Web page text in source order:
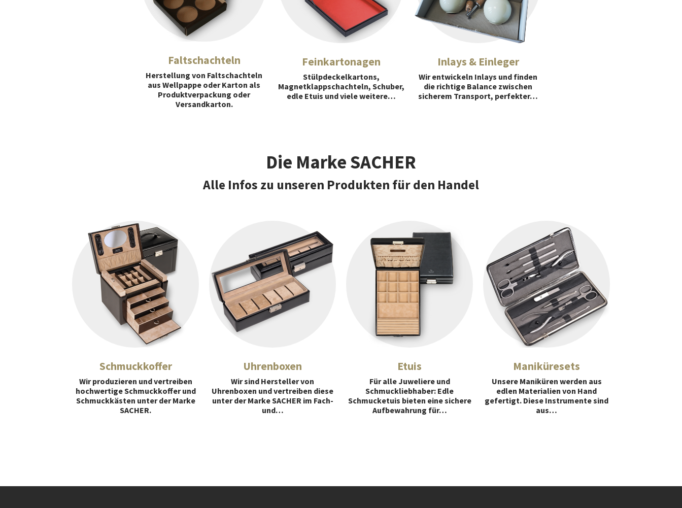
Faltschachteln
Herstellung von Faltschachteln
aus Wellpappe oder Karton als
Produktverpackung oder
Versandkarton.
Feinkartonagen
Stülpdeckelkartons,
Magnetklappschachteln, Schuber,
edle Etuis und viele weitere…
Inlays & Einleger
Wir entwickeln Inlays und finden
die richtige Balance zwischen
sicherem Transport, perfekter…
Die Marke SACHER
Alle Infos zu unseren Produkten für den Handel
Schmuckkoffer
Wir produzieren und vertreiben
hochwertige Schmuckkoffer und
Schmuckkästen unter der Marke
SACHER.
Uhrenboxen
Wir sind Hersteller von
Uhrenboxen und vertreiben diese
unter der Marke SACHER im Fach-
und…
Etuis
Für alle Juweliere und
Schmuckliebhaber: Edle
Schmucketuis bieten eine sichere
Aufbewahrung für…
Maniküresets
Unsere Maniküren werden aus
edlen Materialien von Hand
gefertigt. Diese Instrumente sind
aus…